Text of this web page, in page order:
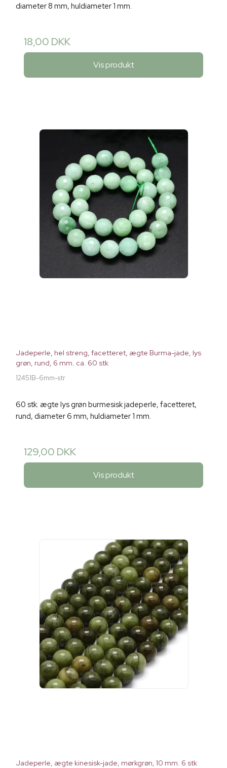
diameter 8 mm, huldiameter 1 mm.
18,00 DKK
Vis produkt
Jadeperle, hel streng, facetteret, ægte Burma-jade, lys
grøn, rund, 6 mm. ca. 60 stk
12451B-6mm-str
60 stk. ægte lys grøn burmesisk jadeperle, facetteret,
rund, diameter 6 mm, huldiameter 1 mm.
129,00 DKK
Vis produkt
Jadeperle, ægte kinesisk-jade, mørkgrøn, 10 mm. 6 stk